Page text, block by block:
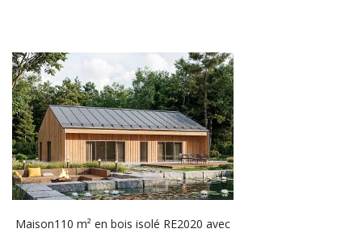
-3850.00 €
Maison110 m² en bois isolé RE2020 avec